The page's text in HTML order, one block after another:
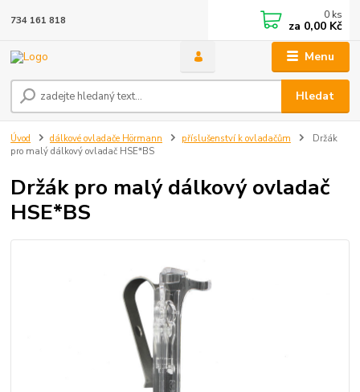
Menu
Hledat
734 161 818 0 ks
za 0,00 Kč
Úvod dálkové ovladače Hörmann příslušenství k ovladačům
Držák
pro malý dálkový ovladač HSE*BS
Držák pro malý dálkový ovladač
HSE*BS